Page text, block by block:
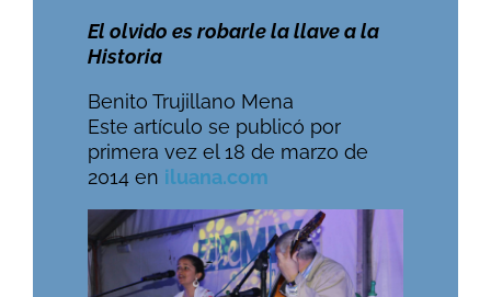
El olvido es robarle la llave a la
Historia
Benito Trujillano Mena
Este artículo se publicó por
primera vez el 18 de marzo de
2014 en iluana.com